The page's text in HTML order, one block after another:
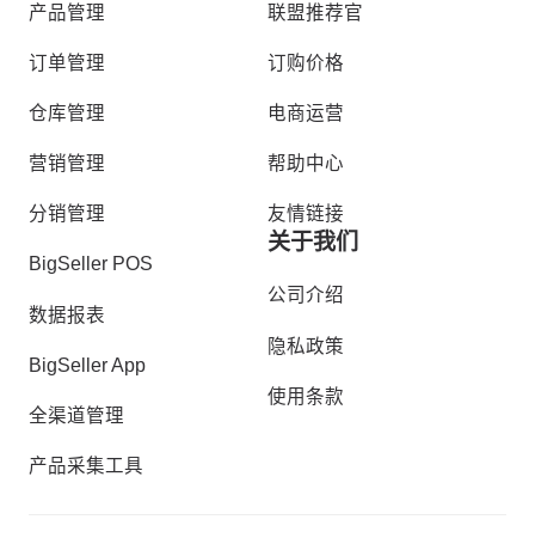
产品管理
订单管理
仓库管理
营销管理
分销管理
BigSeller POS
数据报表
BigSeller App
全渠道管理
产品采集工具
联盟推荐官
订购价格
电商运营
帮助中心
友情链接
关于我们
公司介绍
隐私政策
使用条款